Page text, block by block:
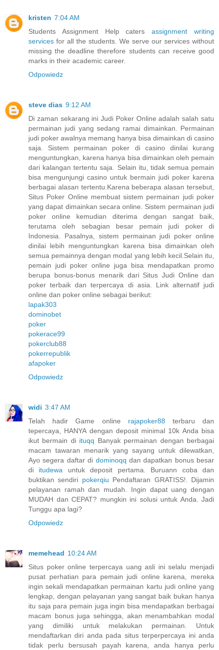
kristen 7:04 AM
Students Assignment Help catersassignment writing
services for all the students. We serve our services without
missing the deadline therefore students can receive good
marks in their academic career.
Odpowiedz
steve dias 9:12 AM
Di zaman sekarang ini Judi Poker Online adalah salah satu
permainan judi yang sedang ramai dimainkan. Permainan
judi poker awalnya memang hanya bisa dimainkan di casino
saja. Sistem permainan poker di casino dinilai kurang
menguntungkan, karena hanya bisa dimainkan oleh pemain
dari kalangan tertentu saja. Selain itu, tidak semua pemain
bisa mengunjungi casino untuk bermain judi poker karena
berbagai alasan tertentu.Karena beberapa alasan tersebut,
Situs Poker Online membuat sistem permainan judi poker
yang dapat dimainkan secara online. Sistem permainan judi
poker online kemudian diterima dengan sangat baik,
terutama oleh sebagian besar pemain judi poker di
Indonesia. Pasalnya, sistem permainan judi poker online
dinilai lebih menguntungkan karena bisa dimainkan oleh
semua pemainnya dengan modal yang lebih kecil.Selain itu,
pemain judi poker online juga bisa mendapatkan promo
berupa bonus-bonus menarik dari Situs Judi Online dan
poker terbaik dan terpercaya di asia. Link alternatif judi
online dan poker online sebagai berikut:
lapak303
dominobet
poker
pokerace99
pokerclub88
pokerrepublik
afapoker
Odpowiedz
widi 3:47 AM
Telah hadir Game online rajapoker88 terbaru dan
tepercaya, HANYA dengan deposit minimal 10k Anda bisa
ikut bermain di ituqq Banyak permainan dengan berbagai
macam tawaran menarik yang sayang untuk dilewatkan,
Ayo segera daftar di dominoqq dan dapatkan bonus besar
di itudewa untuk deposit pertama. Buruann coba dan
buktikan sendiri pokerqiu Pendaftaran GRATISS!. Dijamin
pelayanan ramah dan mudah. Ingin dapat uang dengan
MUDAH dan CEPAT? mungkin ini solusi untuk Anda. Jadi
Tunggu apa lagi?
Odpowiedz
memehead 10:24 AM
Situs poker online terpercaya uang asli ini selalu menjadi
pusat perhatian para pemain judi online karena, mereka
ingin sekali mendapatkan permainan kartu judi online yang
lengkap, dengan pelayanan yang sangat baik bukan hanya
itu saja para pemain juga ingin bisa mendapatkan berbagai
macam bonus juga sehingga, akan menambahkan modal
yang dimiliki untuk melakukan permainan. Untuk
mendaftarkan diri anda pada situs terperpercaya ini anda
tidak perlu bersusah payah karena, anda hanya perlu